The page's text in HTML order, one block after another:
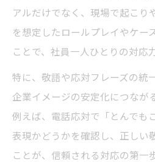
アルだけでなく、現場で起こり
を想定したロールプレイやケー
ことで、社員一人ひとりの対応
特に、敬語や応対フレーズの統
企業イメージの安定化につなが
例えば、電話応対で「とんでも
表現かどうかを確認し、正しい
ことが、信頼される対応の第一